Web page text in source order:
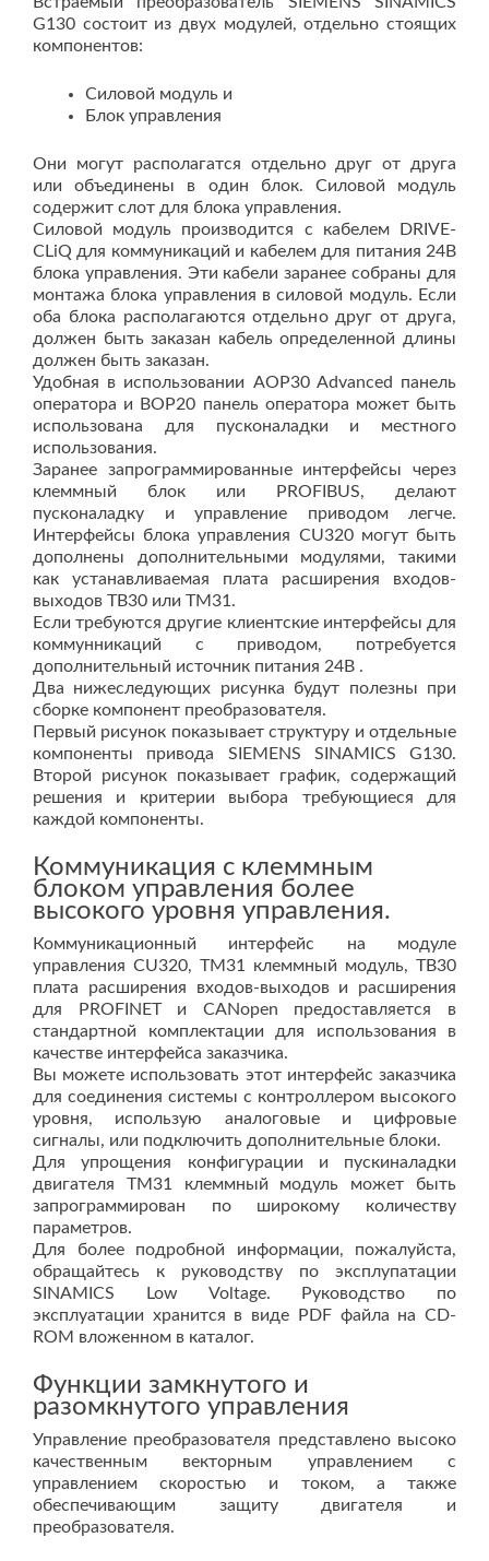
G130 состоит из двух модулей, отдельно стоящих
компонентов:
Силовой модуль и
Блок управления
Они могут располагатся отдельно друг от друга
или объединены в один блок. Силовой модуль
содержит слот для блока управления.
Силовой модуль производится с кабелем DRIVE-
CLiQ для коммуникаций и кабелем для питания 24В
блока управления. Эти кабели заранее собраны для
монтажа блока управления в силовой модуль. Если
оба блока располагаются отдельно друг от друга,
должен быть заказан кабель определенной длины
должен быть заказан.
Удобная в использовании AOP30 Advanced панель
оператора и BOP20 панель оператора может быть
использована для пусконаладки и местного
использования.
Заранее запрограммированные интерфейсы через
клеммный блок или PROFIBUS, делают
пусконаладку и управление приводом легче.
Интерфейсы блока управления CU320 могут быть
дополнены дополнительными модулями, такими
как устанавливаемая плата расширения входов-
выходов TB30 или TM31.
Если требуются другие клиентские интерфейсы для
коммунникаций с приводом, потребуется
дополнительный источник питания 24В .
Два нижеследующих рисунка будут полезны при
сборке компонент преобразователя.
Первый рисунок показывает структуру и отдельные
компоненты привода SIEMENS SINAMICS G130.
Второй рисунок показывает график, содержащий
решения и критерии выбора требующиеся для
каждой компоненты.
Коммуникация с клеммным
блоком управления более
высокого уровня управления.
Коммуникационный интерфейс на модуле
управления CU320, TM31 клеммный модуль, TB30
плата расширения входов-выходов и расширения
для PROFINET и CANopen предоставляется в
стандартной комплектации для использования в
качестве интерфейса заказчика.
Вы можете использовать этот интерфейс заказчика
для соединения системы с контроллером высокого
уровня, использую аналоговые и цифровые
сигналы, или подключить дополнительные блоки.
Для упрощения конфигурации и пускиналадки
двигателя TM31 клеммный модуль может быть
запрограммирован по широкому количеству
параметров.
Для более подробной информации, пожалуйста,
обращайтесь к руководству по эксплупатации
SINAMICS Low Voltage. Руководство по
эксплуатации хранится в виде PDF файла на CD-
ROM вложенном в каталог.
Функции замкнутого и
разомкнутого управления
Управление преобразователя представлено высоко
качественным векторным управлением с
управлением скоростью и током, а также
обеспечивающим защиту двигателя и
преобразователя.